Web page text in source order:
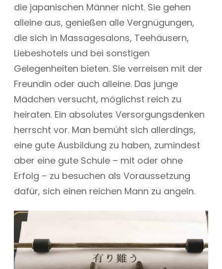
die japanischen Männer nicht. Sie gehen
alleine aus, genießen alle Vergnügungen,
die sich in Massagesalons, Teehäusern,
Liebeshotels und bei sonstigen
Gelegenheiten bieten. Sie verreisen mit der
Freundin oder auch alleine. Das junge
Mädchen versucht, möglichst reich zu
heiraten. Ein absolutes Versorgungsdenken
herrscht vor. Man bemüht sich allerdings,
eine gute Ausbildung zu haben, zumindest
aber eine gute Schule – mit oder ohne
Erfolg – zu besuchen als Voraussetzung
dafür, sich einen reichen Mann zu angeln.